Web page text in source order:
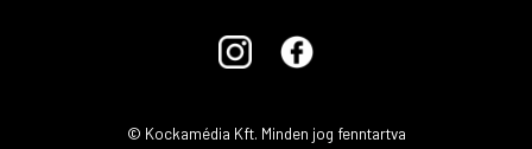
© Kockamédia Kft. Minden jog fenntartva